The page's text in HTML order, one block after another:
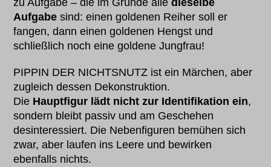
zu Aufgabe – die im Grunde alledieselbe
Aufgabe sind: einen goldenen Reiher soll er
fangen, dann einen goldenen Hengst und
schließlich noch eine goldene Jungfrau!
PIPPIN DER NICHTSNUTZ ist ein Märchen, aber
zugleich dessen Dekonstruktion.
Die Hauptfigur lädt nicht zur Identifikation ein,
sondern bleibt passiv und am Geschehen
desinteressiert. Die Nebenfiguren bemühen sich
zwar, aber laufen ins Leere und bewirken
ebenfalls nichts.